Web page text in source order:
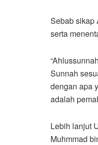
Sebab sikap
serta
Sunnah
dengan apa
adalah
Lebih lanjut
Muhmmad